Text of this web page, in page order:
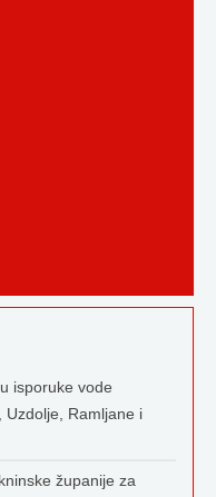
isporuke vode
Uzdolje, Ramljane i
županije za